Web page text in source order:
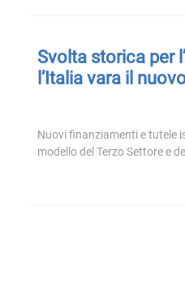
Svolta storica per
l’Italia vara il
Nuovi finanziamenti e tutele
modello del Terzo Settore e